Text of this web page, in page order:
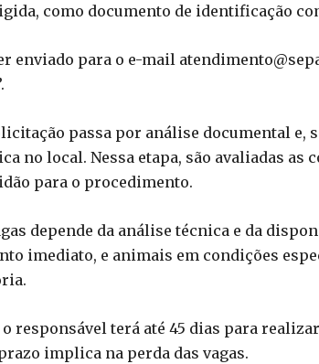
como documento de identificação
enviado para o e-mail
passa por análise documental e,
no local. Nessa etapa, são avaliadas as
para o procedimento.
depende da análise técnica e da
imediato, e animais em condições
o responsável terá até 45 dias para
implica na perda das vagas.